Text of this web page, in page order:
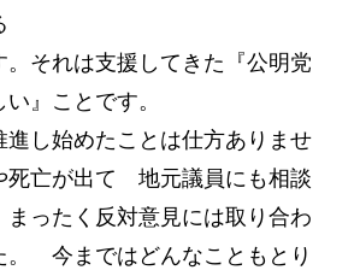
。それは支援してきた『公明党
』ことです。
進し始めたことは仕方ありませ
死亡が出て 地元議員にも相談
まったく反対意見には取り合わ
。 今まではどんなこともとり